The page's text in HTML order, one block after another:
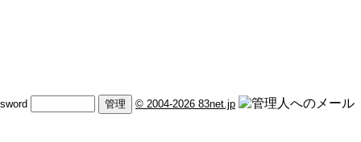
© 2004-2026 83net.jp